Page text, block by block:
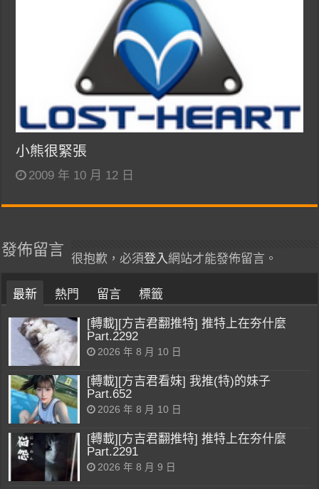
小熊很緊張
2009 年 10 月 12 日
發佈留言
很抱歉，必須登入 網站才能發佈留言。
最新 熱門 留言 標籤
[轉載][方吉君翻推特] 推特上在夯什麼
Part.2292
2026 年 8 月 10 日
[轉載][方吉君看妹] 我推(特)的妹子
Part.652
2026 年 8 月 10 日
[轉載][方吉君翻推特] 推特上在夯什麼
Part.2291
2026 年 8 月 9 日